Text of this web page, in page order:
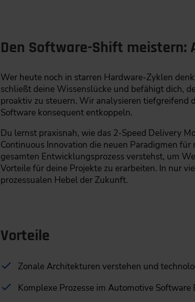
Den Software-Shift meistern:
Wer heute noch in starren Hardware-Zyklen
schließt deine Wissenslücke und befähigt dich,
proaktiv zu steuern. Wir analysieren tiefgreifend
Software konsequent entkoppeln.
Du lernst praxisnah, wie das 2-Speed Delivery
Continuous Innovation die neuen Paradigmen
gesamten Entwicklungsprozess verstehst, um
Vorteile für deine Projekte zu erarbeiten. In nur
prozessualen Hebel der Zukunft.
Vorteile
Zonale Architekturen verstehen und
Komplexe Prozesse im Automotive